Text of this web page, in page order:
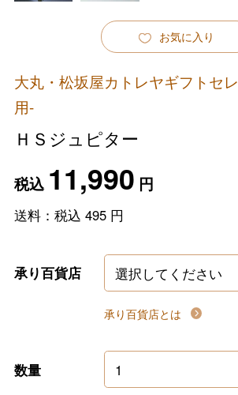
お気に入り
大丸・松坂屋カトレヤギフトセ
用-
ＨＳジュピター
税込 11,990 円
送料：税込 495円
承り百貨店
承り百貨店とは
数量